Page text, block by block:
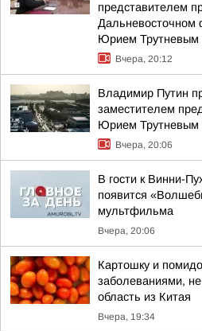
представителем
Дальневосточном
Юрием Трутневым
Вчера, 20:12
Владимир Путин
заместителем
Юрием Трутневым
Вчера, 20:06
В гости к Винни-
появится
мультфильма
Вчера, 20:06
Картошку и
заболеваниями,
область из Китая
Вчера, 19:34